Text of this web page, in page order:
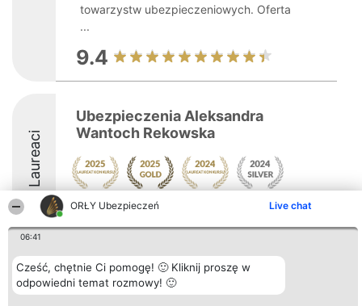
ORŁY Ubezpieczeń Live chat
06:41
Cześć, chętnie Ci pomogę! 🙂 Kliknij proszę w
odpowiedni temat rozmowy! 🙂
towarzystw ubezpieczeniowych. Oferta
...
9.4
Laureaci
Ubezpieczenia Aleksandra
Wantoch Rekowska
9
Organizator plebiscytu
Bright Side Solutions sp. z o.
o. sp. k.
Plebiscyt
Laureaci
Lista
Kontakt